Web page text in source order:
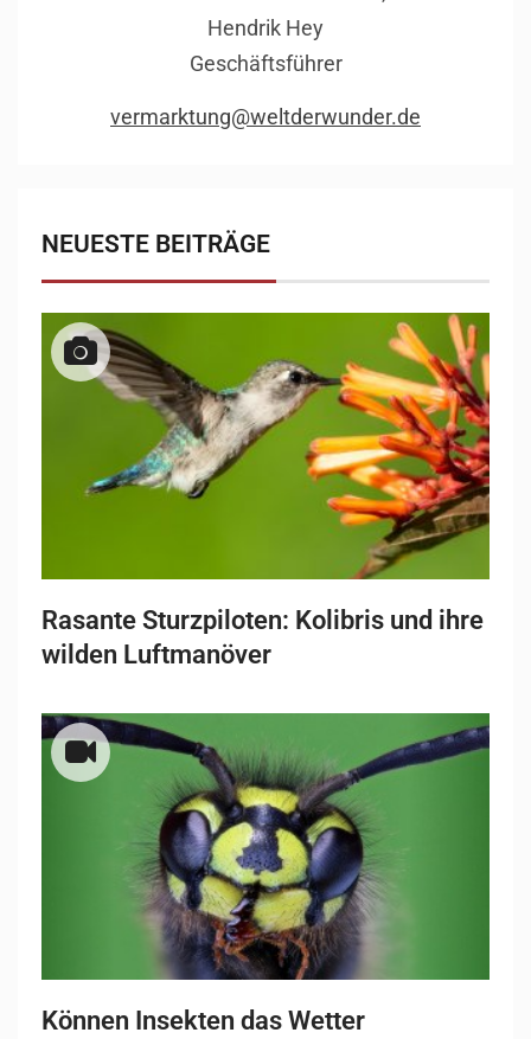
Hendrik Hey
Geschäftsführer
vermarktung@weltderwunder.de
NEUESTE BEITRÄGE
Rasante Sturzpiloten: Kolibris und ihre
wilden Luftmanöver
Können Insekten das Wetter